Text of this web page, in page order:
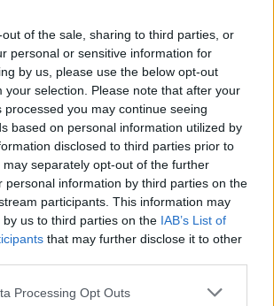
of the sale, sharing to third parties, or
personal or sensitive information for
by us, please use the below opt-out
your selection. Please note that after your
processed you may continue seeing
based on personal information utilized by
disclosed to third parties prior to
separately opt-out of the further
personal information by third parties on the
participants. This information may
us to third parties on the IAB’s List of
that may further disclose it to other
Processing Opt Outs
& Digital Marketing World
Playbook!» με 2+1